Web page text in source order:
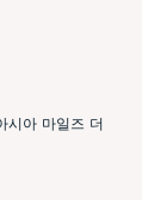
시아 마일즈 더